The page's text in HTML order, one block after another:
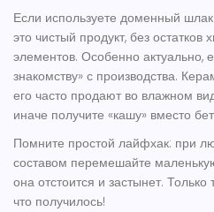
Если используете доменный шлак
это чистый продукт, без
элементов. Особенно актуально,
знакомству» с производства.
его часто продают во влажном
иначе получите «кашу» вместо
Помните простой лайфхак: при
составом перемешайте
она отстоится и застынет.
что получилось!